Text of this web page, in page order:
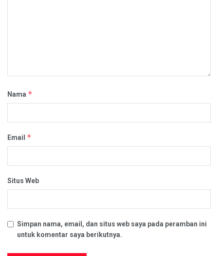
Nama *
Email *
Situs Web
Simpan nama, email, dan situs web saya pada peramban ini
untuk komentar saya berikutnya.